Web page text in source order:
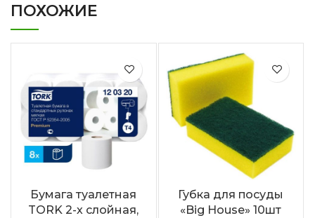
ПОХОЖИЕ
Бумага туалетная
TORK 2-х слойная,
Губка для посуды
«Big House» 10шт